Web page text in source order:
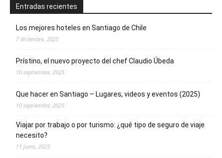
Entradas recientes
Los mejores hoteles en Santiago de Chile
7 diciembre, 2025
Prístino, el nuevo proyecto del chef Claudio Úbeda
10 septiembre, 2025
Que hacer en Santiago – Lugares, videos y eventos (2025)
10 septiembre, 2025
Viajar por trabajo o por turismo: ¿qué tipo de seguro de viaje
necesito?
11 junio, 2025